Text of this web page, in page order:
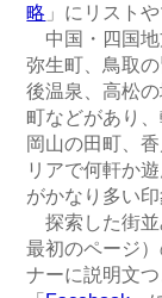
略 」にリスト
中国・四国地
弥生町、鳥取
後温泉、高松
町などがあり
岡山の田町、
リアで何軒か
がかなり多い印
探索した街並
最初のページ
ナーに説明文